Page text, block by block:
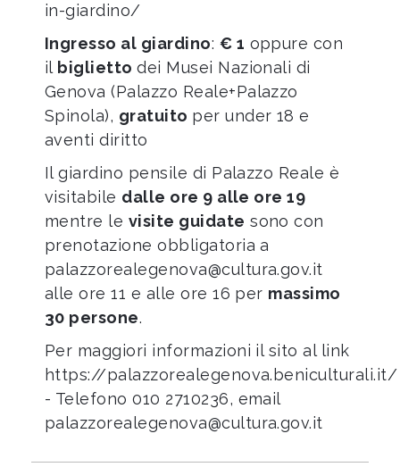
in-giardino/
Ingresso al giardino: € 1 oppure con
il bigliettodei Musei Nazionali di
Genova (Palazzo Reale+Palazzo
Spinola), gratuito per under 18 e
aventi diritto
Il giardino pensile di Palazzo Reale è
visitabile dalle ore 9 alle ore 19
mentre le visite guidate sono con
prenotazione obbligatoria a
palazzorealegenova@cultura.gov.it
alle ore 11 e alle ore 16 per massimo
30 persone.
Per maggiori informazioni il sito al link
https://palazzorealegenova.beniculturali.it/
- Telefono010 2710236, email
palazzorealegenova@cultura.gov.it